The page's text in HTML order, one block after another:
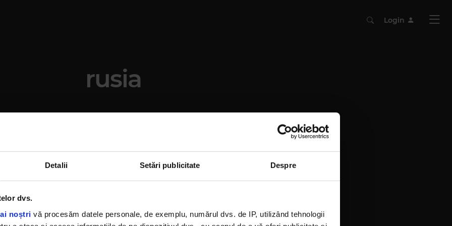
Detalii Setări publicitate Despre
dvs.
noștri vă procesăm datele personale, de exemplu, numărul dvs. de IP, utilizând tehnologii
Login
rusia
Pocket - Despre
în apărare